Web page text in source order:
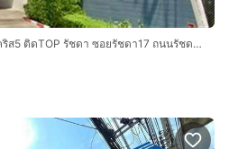
คอนโดมิเนียม 26.69 ตร.ม. เดอะคริส5 ติดTOP รัชดา ซอยรัชดา17 ถนนรัชดาภิเษก ถนนสุทธิสารวินิจฉัย เขตดินแดง กรุงเทพมหานคร